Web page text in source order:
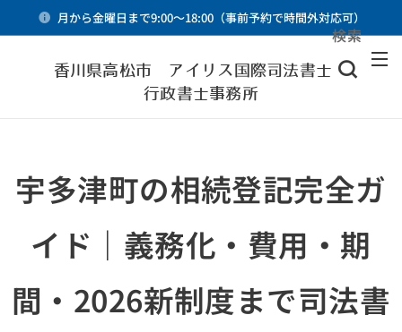
月から金曜日まで9:00～18:00（事前予約で時間外対応可）
香川県高松市 アイリス国際司法書士・
行政書士事務所
検索
宇多津町の相続登記完全ガ
イド｜義務化・費用・期
間・2026新制度まで司法書